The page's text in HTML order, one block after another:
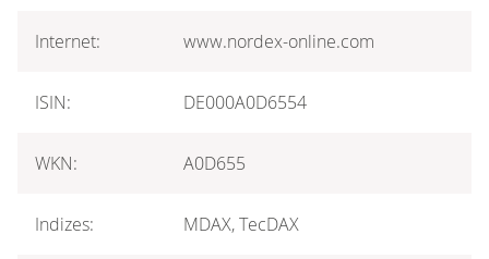
Internet: www.nordex-online.com
ISIN: DE000A0D6554
WKN: A0D655
Indizes: MDAX, TecDAX